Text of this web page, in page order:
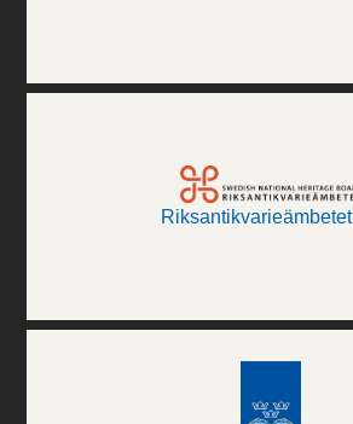
Riksantikvarieämbetet